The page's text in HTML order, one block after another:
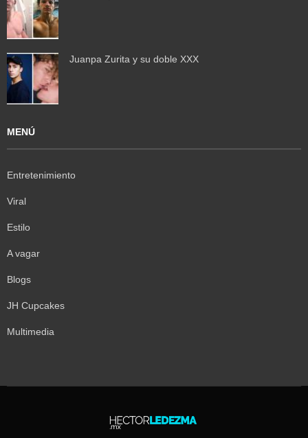
Juanpa Zurita y su doble XXX
MENÚ
Entretenimiento
Viral
Estilo
A vagar
Blogs
JH Cupcakes
Multimedia